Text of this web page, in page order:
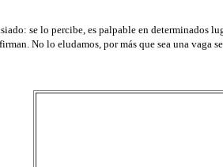
se lo percibe, es palpable en determinados
No lo eludamos, por más que sea una vaga